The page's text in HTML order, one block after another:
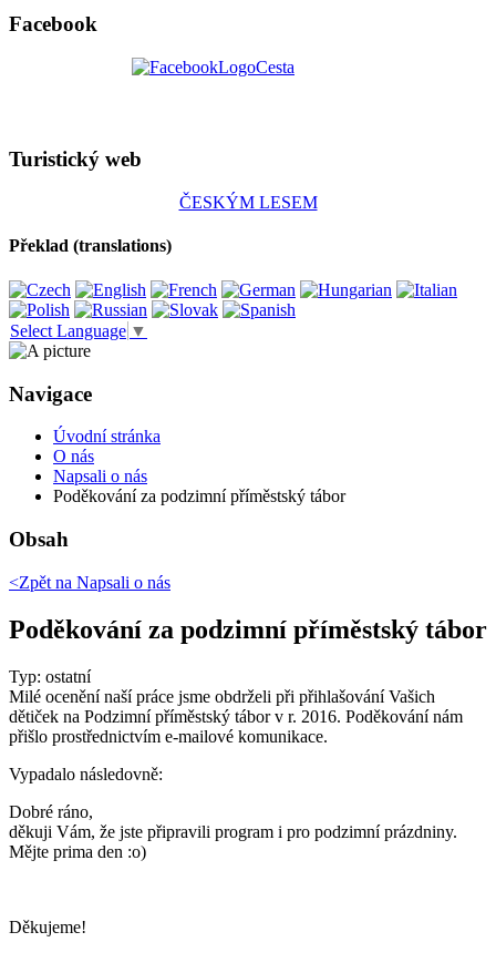
Facebook
Turistický web
ČESKÝM LESEM
Překlad (translations)
Select Language ▼
Navigace
Úvodní stránka
O nás
Napsali o nás
Poděkování za podzimní příměstský tábor
Obsah
<Zpět na Napsali o nás
Poděkování za podzimní příměstský tábor
Typ: ostatní
Milé ocenění naší práce jsme obdrželi při přihlašování Vašich
dětiček na Podzimní příměstský tábor v r. 2016. Poděkování nám
přišlo prostřednictvím e-mailové komunikace.
Vypadalo následovně:
Dobré ráno,
děkuji Vám, že jste připravili program i pro podzimní prázdniny.
Mějte prima den :o)
Děkujeme!